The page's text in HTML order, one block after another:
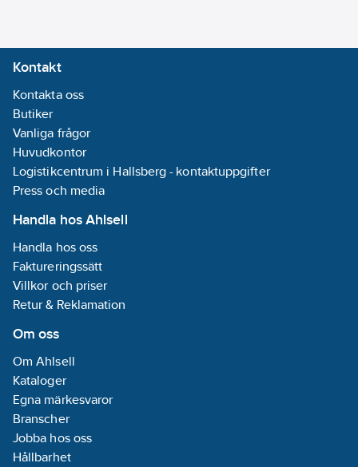
Kontakt
Kontakta oss
Butiker
Vanliga frågor
Huvudkontor
Logistikcentrum i Hallsberg - kontaktuppgifter
Press och media
Handla hos Ahlsell
Handla hos oss
Faktureringssätt
Villkor och priser
Retur & Reklamation
Om oss
Om Ahlsell
Kataloger
Egna märkesvaror
Branscher
Jobba hos oss
Hållbarhet